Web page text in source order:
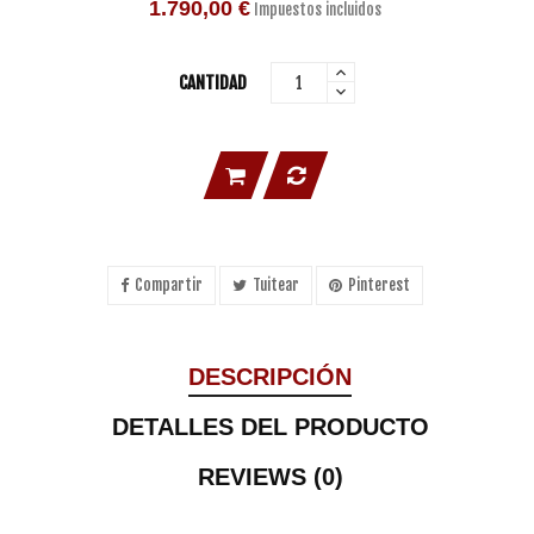
1.790,00 € Impuestos incluidos
CANTIDAD
Compartir Tuitear Pinterest
DESCRIPCIÓN
DETALLES DEL PRODUCTO
REVIEWS (0)